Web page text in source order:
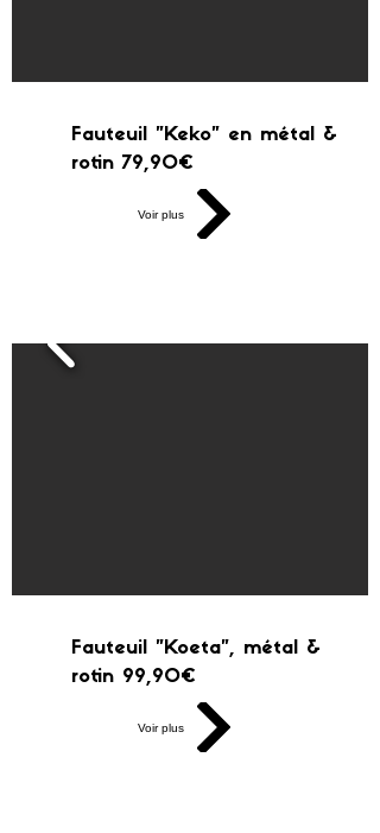
Fauteuil "Keko" en métal &
rotin 79,90€
Voir plus
Fauteuil "Koeta", métal &
rotin 99,90€
Voir plus